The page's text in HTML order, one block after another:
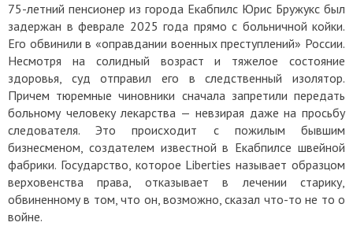
75-летний пенсионер из города Екабпилс Юрис Бружукс был
задержан в феврале 2025 года прямо с больничной койки.
Его обвинили в «оправдании военных преступлений» России.
Несмотря на солидный возраст и тяжелое состояние
здоровья, суд отправил его в следственный изолятор.
Причем тюремные чиновники сначала запретили передать
больному человеку лекарства — невзирая даже на просьбу
следователя. Это происходит с пожилым бывшим
бизнесменом, создателем известной в Екабпилсе швейной
фабрики. Государство, которое Liberties называет образцом
верховенства права, отказывает в лечении старику,
обвиненному в том, что он, возможно, сказал что-то не то о
войне.